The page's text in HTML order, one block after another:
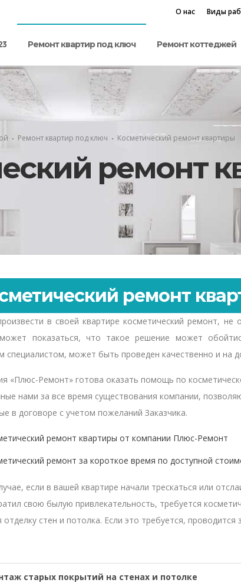
О нас Виды
Ремонт квартир под ключ Ремонт коттеджей
Ремонт квартир под ключ Косметический ремонт квартиры
ремонт
ремонт
в своей квартире косметический ремонт, не
показаться, что такое решение может
специалистом, может быть проведен качественно и на
«Плюс-Ремонт» готова оказать помощь по
нами за все время существования компании,
в договоре с учетом пожеланий Заказчика.
ремонт квартиры от компании Плюс-Ремонт
ремонт за короткое время по доступной
если в вашей квартире начали трескаться или
свою былую привлекательность, требуется
отделку стен и потолка. Если это требуется,
старых покрытий на стенах и потолке